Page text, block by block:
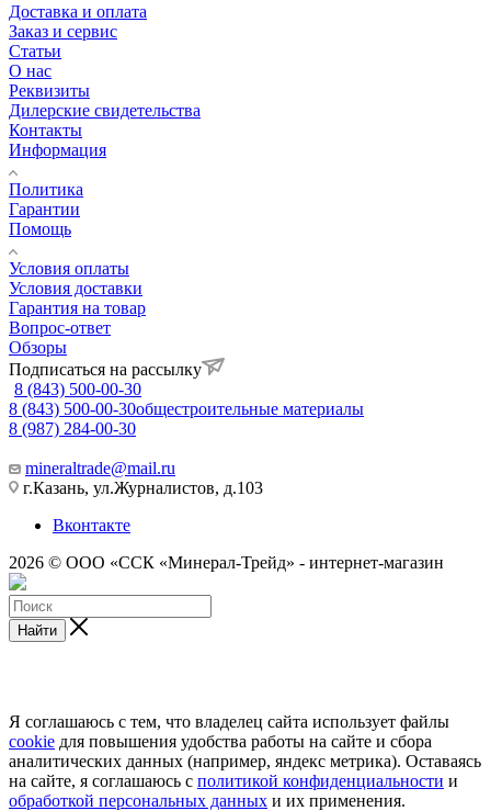
Доставка и оплата
Заказ и сервис
Статьи
О нас
Реквизиты
Дилерские свидетельства
Контакты
Информация
Политика
Гарантии
Помощь
Условия оплаты
Условия доставки
Гарантия на товар
Вопрос-ответ
Обзоры
Подписаться на рассылку
8 (843) 500-00-30
8 (843) 500-00-30общестроительные материалы
8 (987) 284-00-30
mineraltrade@mail.ru
г.Казань, ул.Журналистов, д.103
Вконтакте
2026 © ООО «ССК «Минерал-Трейд» - интернет-магазин
Найти
Я соглашаюсь с тем, что владелец сайта использует файлы
cookie для повышения удобства работы на сайте и сбора
аналитических данных (например, яндекс метрика). Оставаясь
на сайте, я соглашаюсь с политикой конфиденциальности и
обработкой персональных данных и их применения.